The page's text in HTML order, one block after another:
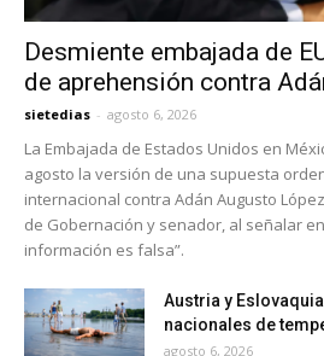
Desmiente embajada de
de aprehensión contra
sietedias - agosto 6, 2026
La Embajada de Estados Unidos en
agosto la versión de una supuesta
internacional contra Adán Augusto
de Gobernación y senador, al señalar
información es falsa”.
Austria y
nacionales de
agosto 6, 2026